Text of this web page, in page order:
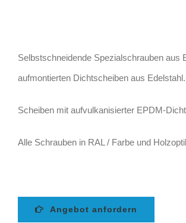
Selbstschneidende Spezialschrauben aus
aufmontierten Dichtscheiben aus Edelstahl.
Scheiben mit aufvulkanisierter EPDM-
Alle Schrauben in RAL / Farbe und
Angebot anfordern